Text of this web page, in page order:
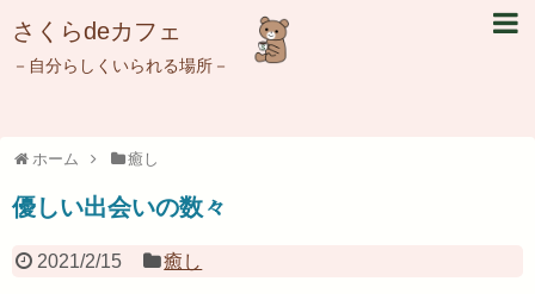
さくらdeカフェ
－自分らしくいられる場所－
ホーム 癒し
優しい出会いの数々
2021/2/15 癒し